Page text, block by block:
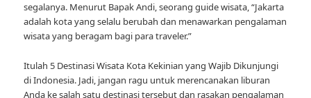
segalanya. Menurut Bapak Andi, seorang guide wisata, “Jakarta
adalah kota yang selalu berubah dan menawarkan pengalaman
wisata yang beragam bagi para traveler.”
Itulah 5 Destinasi Wisata Kota Kekinian yang Wajib Dikunjungi
di Indonesia. Jadi, jangan ragu untuk merencanakan liburan
Anda ke salah satu destinasi tersebut dan rasakan pengalaman